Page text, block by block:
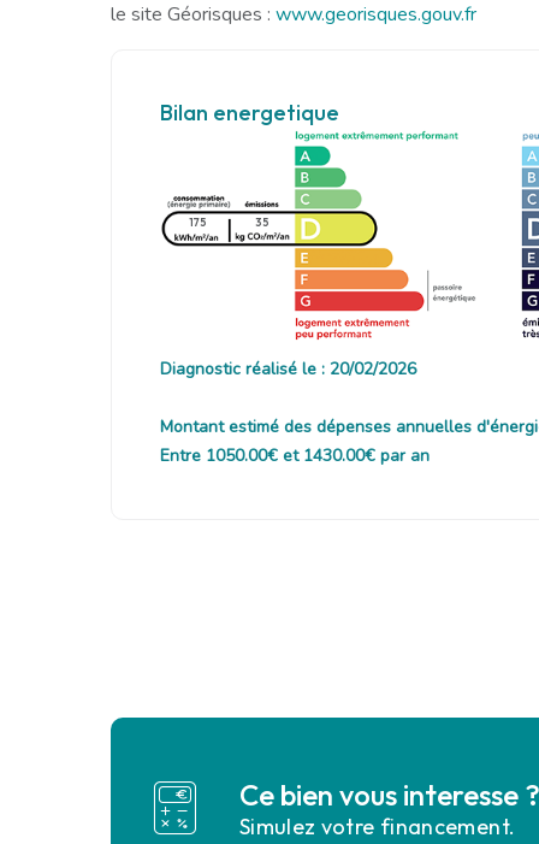
le site Géorisques : www.georisques.gouv.fr
Bilan energetique
175 35
Diagnostic réalisé le : 20/02/2026
Montant estimé des dépenses annuelles
Entre 1050.00€ et 1430.00€ par an
Ce bien vous interesse ?
Simulez votre financement.